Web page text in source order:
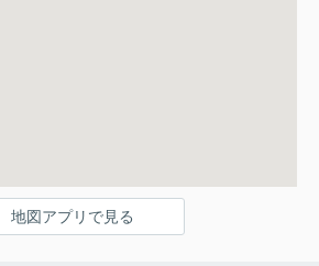
地図アプリで見る